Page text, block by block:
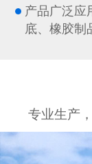
产品广泛应
底、橡胶制